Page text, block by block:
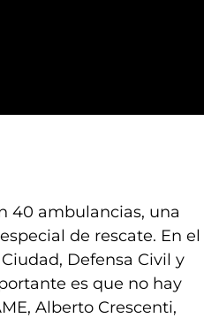
40 ambulancias, una
de rescate. En el
Defensa Civil y
es que no hay
Alberto Crescenti,